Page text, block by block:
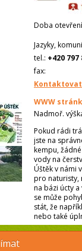
Doba
Jazyky,
tel.: +420 797
fax:
WWW
Nadmoř.
Pokud rádi
jste na
kempu,
vody na
Úštěk v námi
pro naturisty,
na bázi úcty
se může
stát, že
nebo také